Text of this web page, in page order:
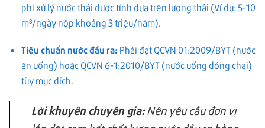
phí xử lý nước thải được tính dựa trên lượng thải (Ví dụ: 5-10
m³/ngày nộp khoảng 3 triệu/năm).
Tiêu chuẩn nước đầu ra: Phải đạt QCVN 01:2009/BYT (nước
ăn uống) hoặc QCVN 6-1:2010/BYT (nước uống đóng chai)
tùy mục đích.
Lời khuyên chuyên gia:Nên yêu cầu đơn vị